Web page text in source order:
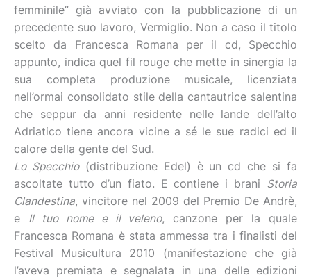
femminile” già avviato con la pubblicazione di un
precedente suo lavoro, Vermiglio. Non a caso il titolo
scelto da Francesca Romana per il cd, Specchio
appunto, indica quel fil rouge che mette in sinergia la
sua completa produzione musicale, licenziata
nell’ormai consolidato stile della cantautrice salentina
che seppur da anni residente nelle lande dell’alto
Adriatico tiene ancora vicine a sé le sue radici ed il
calore della gente del Sud.
Lo Specchio(distribuzione Edel) è un cd che si fa
ascoltate tutto d’un fiato. E contiene i brani Storia
Clandestina, vincitore nel 2009 del Premio De Andrè,
e Il tuo nome e il veleno, canzone per la quale
Francesca Romana è stata ammessa tra i finalisti del
Festival Musicultura 2010 (manifestazione che già
l’aveva premiata e segnalata in una delle edizioni